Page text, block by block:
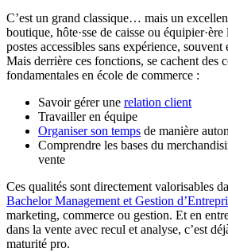
C’est un grand classique… mais un
boutique, hôte·sse de caisse ou
postes accessibles sans expérience,
Mais derrière ces fonctions, se cachent des
fondamentales en école de commerce :
Savoir gérer une relation client
Travailler en équipe
Organiser son temps de manière
Comprendre les bases du
vente
Ces qualités sont directement valorisables
Bachelor Management et Gestion
marketing, commerce ou gestion. Et en
dans la vente avec recul et analyse, c’est
maturité pro.